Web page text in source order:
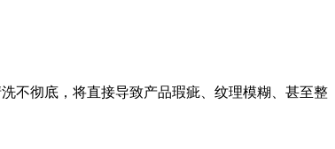
不彻底，将直接导致产品瑕疵、纹理模糊、甚至整